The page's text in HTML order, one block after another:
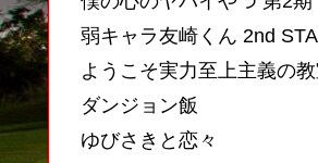
弱キャラ友崎くん 2nd
ようこそ実力至上主義の
ダンジョン飯
ゆびさきと恋々